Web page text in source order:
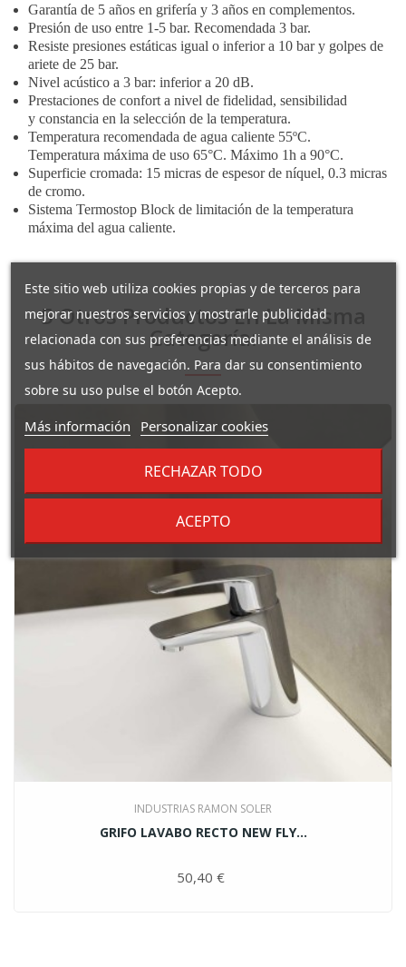
Garantía de 5 años en grifería y 3 años en complementos.
Presión de uso entre 1-5 bar. Recomendada 3 bar.
Resiste presiones estáticas igual o inferior a 10 bar y golpes de
ariete de 25 bar.
Nivel acústico a 3 bar: inferior a 20 dB.
Prestaciones de confort a nivel de fidelidad, sensibilidad
y constancia en la selección de la temperatura.
Temperatura recomendada de agua caliente 55ºC.
Temperatura máxima de uso 65°C. Máximo 1h a 90°C.
Superficie cromada: 15 micras de espesor de níquel, 0.3 micras
de cromo.
Sistema Termostop Block de limitación de la temperatura
máxima del agua caliente.
5 Otros Productos En La Misma
Categoría:
INDUSTRIAS RAMON SOLER
GRIFO LAVABO RECTO NEW FLY...
50,40 €
Este sitio web utiliza cookies propias y de terceros para
mejorar nuestros servicios y mostrarle publicidad
relacionada con sus preferencias mediante el análisis de
sus hábitos de navegación. Para dar su consentimiento
sobre su uso pulse el botón Acepto.
Más información Personalizar cookies
RECHAZAR TODO
ACEPTO